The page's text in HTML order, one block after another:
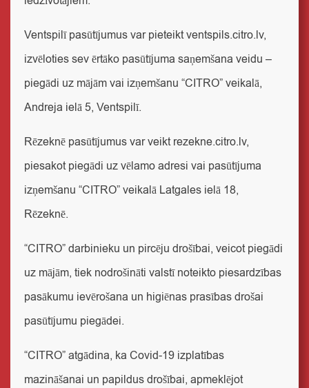
Ventspilīpasūtījumus var pieteiktventspils.citro.lv,
izvēloties sev ērtāko pasūtījuma saņemšana veidu –
piegādi uz mājām vai izņemšanu “CITRO” veikalā,
Andreja ielā 5, Ventspilī.
Rēzeknē pasūtījumus var veiktrezekne.citro.lv,
piesakot piegādi uz vēlamo adresi vai pasūtījuma
izņemšanu “CITRO” veikalā Latgales ielā 18,
Rēzeknē.
“CITRO” darbinieku un pircēju drošībai, veicot piegādi
uz mājām, tiek nodrošināti valstī noteikto piesardzības
pasākumu ievērošana un higiēnas prasības drošai
pasūtījumu piegādei.
“CITRO” atgādina, ka Covid-19 izplatības
mazināšanai un papildus drošībai, apmeklējot